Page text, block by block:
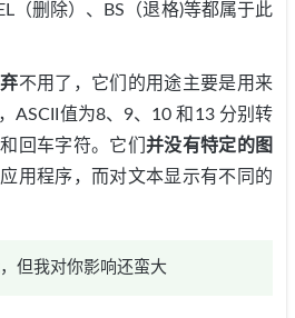
（删除）、BS（退格)等都属于此
不用了，它们的用途主要是用来
ASCII值为8、9、10 和13 分别转
回车字符。它们 并没有特定的图
用程序，而对文本显示有不同的
但我对你影响还蛮大